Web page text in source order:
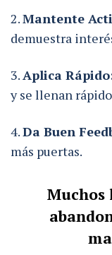
Mantente
demuestra
Aplica
y se llenan
Da Buen
más puertas.
Muchos